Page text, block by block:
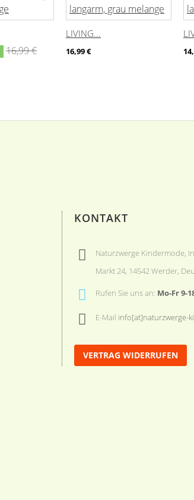
16,99 €
LIVING...
16,99 €
KONTAKT
Naturzwerge Kindermode,
Markt 24, 14542 Werder,
Rufen Sie uns an: Mo-Fr 9-
E-Mail info[at]naturzwerge-
VERTRAG WIDERRUFEN